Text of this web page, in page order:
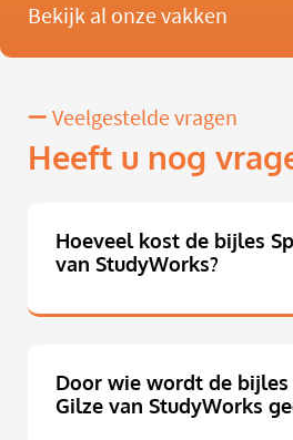
Bekijk al onze vakken
Veelgestelde vragen
Heeft u nog
Hoeveel kost de bijles
van StudyWorks?
Door wie wordt de bijles
Gilze van StudyWorks